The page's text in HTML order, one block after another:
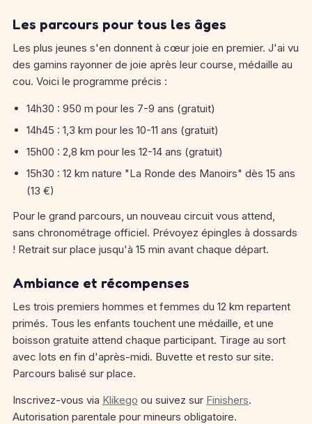
Les parcours pour tous les âges
Les plus jeunes s'en donnent à cœur joie en premier. J'ai vu
des gamins rayonner de joie après leur course, médaille au
cou. Voici le programme précis :
14h30 : 950 m pour les 7-9 ans (gratuit)
14h45 : 1,3 km pour les 10-11 ans (gratuit)
15h00 : 2,8 km pour les 12-14 ans (gratuit)
15h30 : 12 km nature "La Ronde des Manoirs" dès 15 ans
(13 €)
Pour le grand parcours, un nouveau circuit vous attend,
sans chronométrage officiel. Prévoyez épingles à dossards
! Retrait sur place jusqu'à 15 min avant chaque départ.
Ambiance et récompenses
Les trois premiers hommes et femmes du 12 km repartent
primés. Tous les enfants touchent une médaille, et une
boisson gratuite attend chaque participant. Tirage au sort
avec lots en fin d'après-midi. Buvette et resto sur site.
Parcours balisé sur place.
Inscrivez-vous via Klikego ou suivez sur Finishers.
Autorisation parentale pour mineurs obligatoire.